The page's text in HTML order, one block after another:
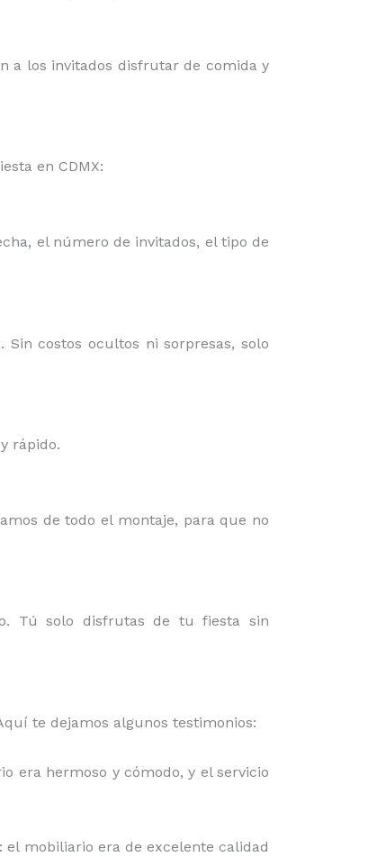
a los invitados disfrutar de comida y
en CDMX:
el número de invitados, el tipo de
costos ocultos ni sorpresas, solo
rápido.
de todo el montaje, para que no
Tú solo disfrutas de tu fiesta sin
te dejamos algunos testimonios:
era hermoso y cómodo, y el servicio
mobiliario era de excelente calidad